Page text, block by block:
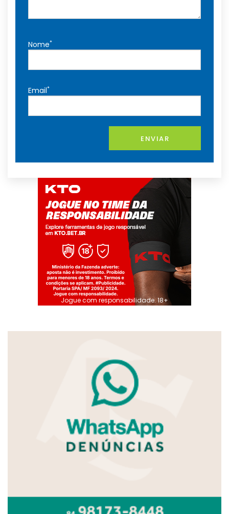
Nome*
Email*
ENVIAR
Jogue com responsabilidade. 18+